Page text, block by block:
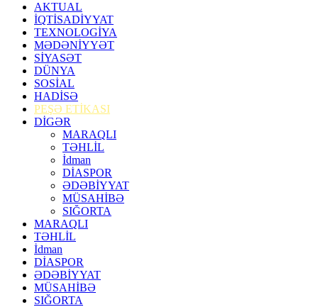
AKTUAL
İQTİSADİYYAT
TEXNOLOGİYA
MƏDƏNİYYƏT
SİYASƏT
DÜNYA
SOSİAL
HADİSƏ
PEŞƏ ETİKASI
DİGƏR
MARAQLI
TƏHLİL
İdman
DİASPOR
ƏDƏBİYYAT
MÜSAHİBƏ
SIĞORTA
MARAQLI
TƏHLİL
İdman
DİASPOR
ƏDƏBİYYAT
MÜSAHİBƏ
SIĞORTA